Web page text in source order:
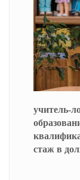
учитель-
стаж в